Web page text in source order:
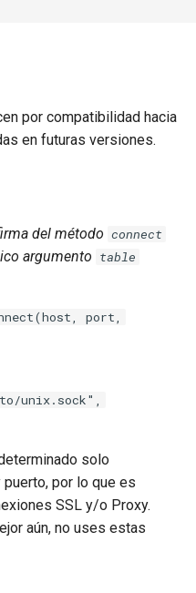
por compatibilidad hacia
en futuras versiones.
del método connect
argumento table
port,
unix.sock",
solo
por lo que es
SSL y/o Proxy.
aún, no uses estas